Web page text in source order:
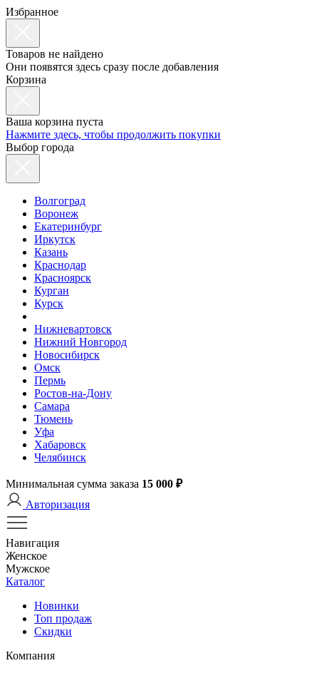
Избранное
Товаров не найдено
Они появятся здесь сразу после добавления
Корзина
Ваша корзина пуста
Нажмите здесь, чтобы продолжить покупки
Выбор города
Волгоград
Воронеж
Екатеринбург
Иркутск
Казань
Краснодар
Красноярск
Курган
Курск
Нижневартовск
Нижний Новгород
Новосибирск
Омск
Пермь
Ростов-на-Дону
Самара
Тюмень
Уфа
Хабаровск
Челябинск
Минимальная сумма заказа 15 000 ₽
Авторизация
Навигация
Женское
Мужское
Каталог
Новинки
Топ продаж
Скидки
Компания